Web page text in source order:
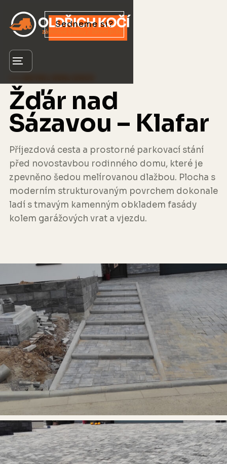
Sedneme si?
Menu
Žďár nad
Sázavou – Klafar
Příjezdová cesta a prostorné parkovací stání
před novostavbou rodinného domu, které je
zpevněno šedou melírovanou dlažbou. Plocha s
moderním strukturovaným povrchem dokonale
ladí s tmavým kamenným obkladem fasády
kolem garážových vrat a vjezdu.